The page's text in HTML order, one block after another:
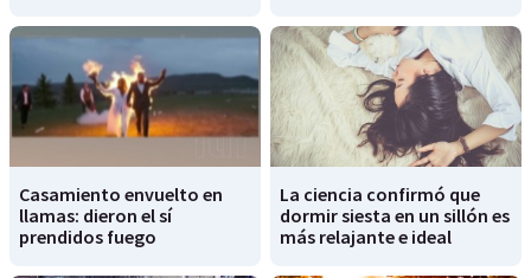
Casamiento envuelto en
llamas: dieron el sí
prendidos fuego
La ciencia confirmó que
dormir siesta en un sillón es
más relajante e ideal